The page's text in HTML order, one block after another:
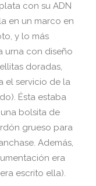
con su ADN
en un marco en
y lo más
urna con diseño
doradas,
el servicio de la
Ésta estaba
bolsita de
grueso para
Además,
era
escrito ella).